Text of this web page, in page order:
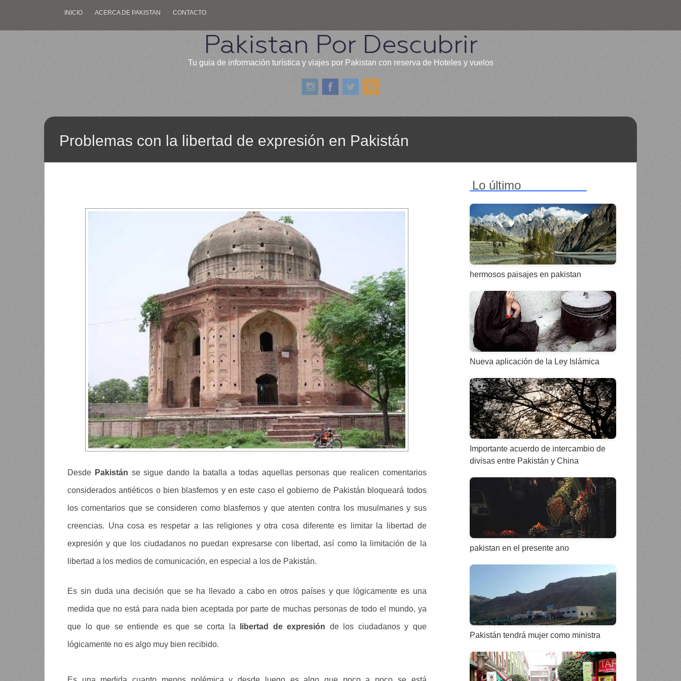
INICIO ACERCA DE PAKISTAN CONTACTO
Pakistan Por Descubrir
Tu guia de información turística y viajes por Pakistan con reserva de Hoteles y vuelos
Problemas con la libertad de expresión en Pakistán
Desde Pakistán se sigue dando la batalla a todas aquellas personas que realicen comentarios
considerados antiéticos o bien blasfemos y en este caso el gobierno de Pakistán bloqueará todos
los comentarios que se consideren como blasfemos y que atenten contra los musulmanes y sus
creencias. Una cosa es respetar a las religiones y otra cosa diferente es limitar la libertad de
expresión y que los ciudadanos no puedan expresarse con libertad, así como la limitación de la
libertad a los medios de comunicación, en especial a los de Pakistán.
Es sin duda una decisión que se ha llevado a cabo en otros países y que lógicamente es una
medida que no está para nada bien aceptada por parte de muchas personas de todo el mundo, ya
que lo que se entiende es que se corta la libertad de expresión de los ciudadanos y que
lógicamente no es algo muy bien recibido.
Lo último
hermosos paisajes en pakistan
Nueva aplicación de la Ley Islámica
Importante acuerdo de intercambio de
divisas entre Pakistán y China
pakistan en el presente ano
Pakistán tendrá mujer como ministra